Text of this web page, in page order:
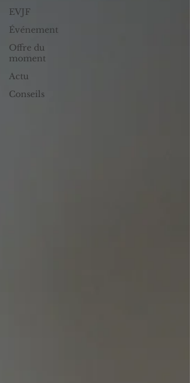
EVJF
Événement
Offre du
moment
Actu
Conseils